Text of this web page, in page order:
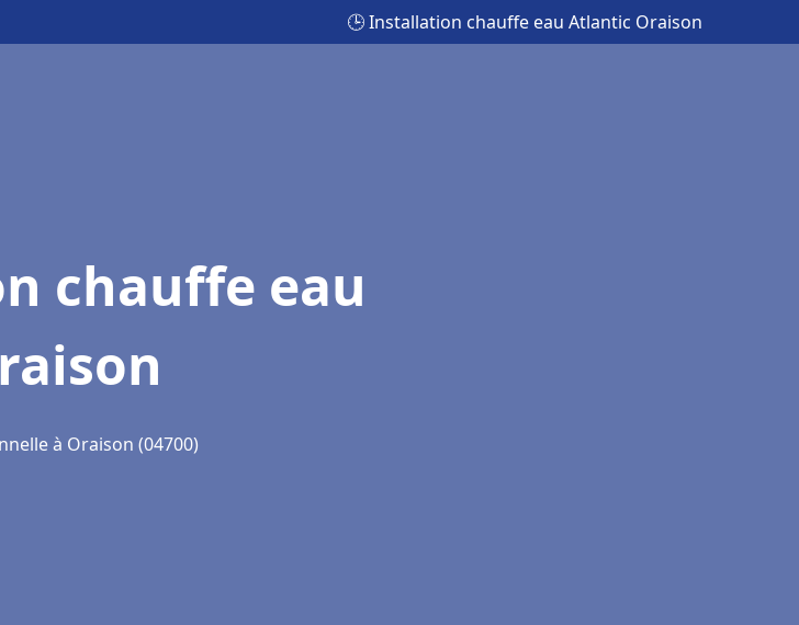
🕒 Installation chauffe eau Atlantic Oraison
chauffe eau
à Oraison (04700)